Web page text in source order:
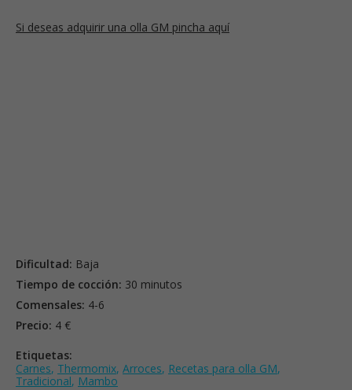
Si deseas adquirir una olla GM pincha aquí
Dificultad: Baja
Tiempo de cocción: 30 minutos
Comensales: 4-6
Precio: 4 €
Etiquetas:
Carnes, Thermomix, Arroces, Recetas para olla GM,
Tradicional, Mambo